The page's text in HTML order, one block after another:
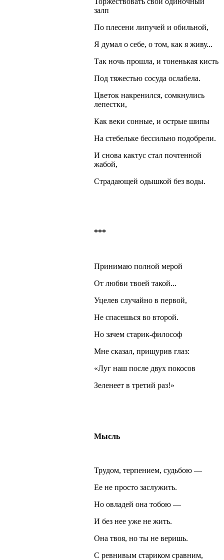
залп
По плесени липучей и обильной,
Я думал о себе, о том, как я живу...
Так ночь прошла, и тоненькая кисть
Под тяжестью сосуда ослабела.
Цветок накренился, сомкнулись
лепестки,
Как веки сонные, и острые шипы
На стебельке бессильно подобрели.
И снова кактус стал почтенной
жабой,
Страдающей одышкой без воды.
***
Принимаю полной мерой
От любви твоей такой...
Уцелев случайно в первой,
Не спасешься во второй.
Но зачем старик-философ
Мне сказал, прищурив глаз:
«Луг наш после двух покосов
Зеленеет в третий раз!»
Мысль
Трудом, терпением, судьбою —
Ее не просто заслужить.
Но овладей она тобою —
И без нее уже не жить.
Она твоя, но ты не веришь.
С ревнивым стариком сравним,